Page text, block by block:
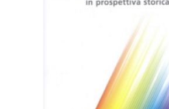
LEGGI TUTTO